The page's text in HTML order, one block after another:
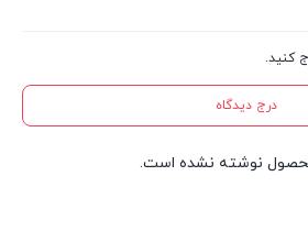
کنید.
درج دیدگاه
نوشته نشده است.